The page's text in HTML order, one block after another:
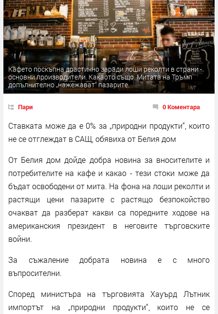
Кафето поскъпна драстично заради лоши реколти в страни -
основни производители. Какаото също. Митата на Тръмп
допълнително „нажежават“ пазарите.
Пари 0 Коментара
Ставката може да е 0% за „природни продукти“, които
не се отглеждат в САЩ, обявиха от Белия дом
От Белия дом дойде добра новина за вносителите и
потребителите на кафе и какао - тези стоки може да
бъдат освободени от мита. На фона на лоши реколти и
растящи цени пазарите с растящо безпокойство
очакват да разберат какви са поредните ходове на
американския президент в неговите търговските
войни.
За съжаление добрата новина е с много
въпросителни.
Според министъра на търговията Хауърд Лътник
импортът на „природни продукти“, които не се